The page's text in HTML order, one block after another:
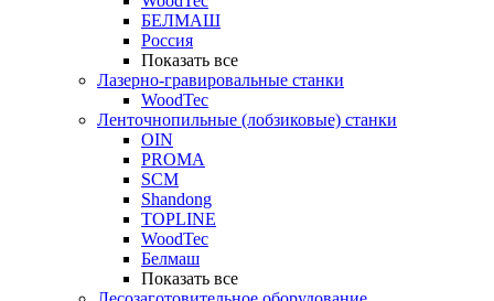
БЕЛМАШ
Россия
Показать все
Лазерно-гравировальные станки
WoodTec
Ленточнопильные (лобзиковые) станки
OIN
PROMA
SCM
Shandong
TOPLINE
WoodTec
Белмаш
Показать все